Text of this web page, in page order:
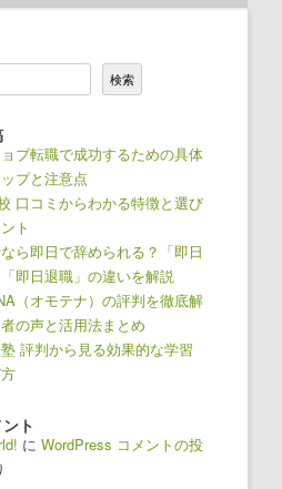
検索
ブ転職で成功するための具体
プと注意点
口コミからわかる特徴と選び
ト
ら即日で辞められる？「即日
即日退職」の違いを解説
（オモテナ）の評判を徹底解
の声と活用法まとめ
評判から見る効果的な学習
ト
に WordPress コメントの投